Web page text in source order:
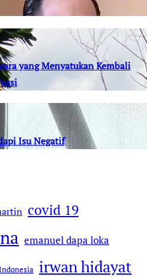
yang Menyatukan Kembali
Isu Negatif
covid 19
emanuel dapa loka
irwan hidayat